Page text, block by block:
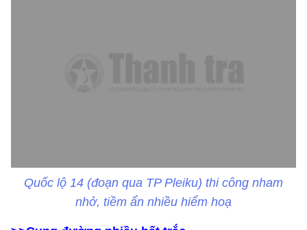
Quốc lộ 14 (đoạn qua TP Pleiku) thi công nham
nhở, tiềm ẩn nhiều hiểm hoạ